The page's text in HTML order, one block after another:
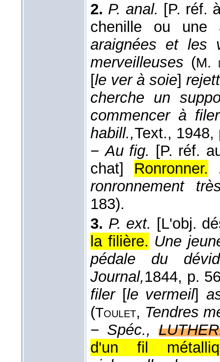
2. P. anal. [P. réf.
chenille ou une
araignées et les
merveilleuses (M.
[le ver à soie]
cherche un
commencer à
habill.,Text., 1948,
−Au fig. [P. réf.
chat]
Ronronner.
ronronnement
183).
3. P. ext. [L'obj.
la filière. Une
pédale du
Journal,1844, p.
filer[le vermeil]
(Toulet, Tendres
− Spéc.,
d'un fil